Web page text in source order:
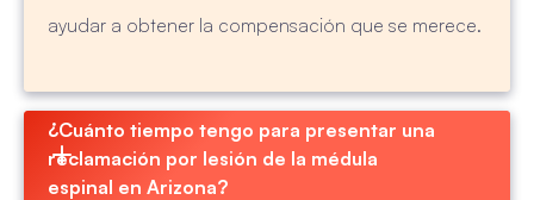
ayudar a obtener la compensación que se merece.
¿Cuánto tiempo tengo para presentar una
reclamación por lesión de la médula
espinal en Arizona?